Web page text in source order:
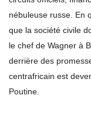
nébuleuse russe. En
que la société civile
le chef de Wagner à
derrière des
centrafricain est
Poutine.